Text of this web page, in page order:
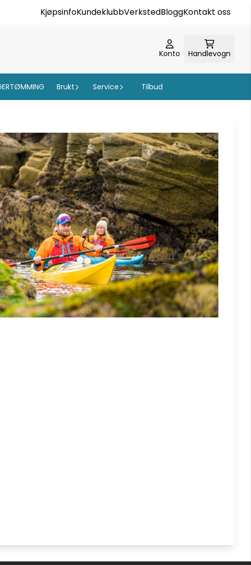
KjøpsinfoKundeklubbVerkstedBloggKontakt oss
Konto Handlevogn
Brukt Service Tilbud